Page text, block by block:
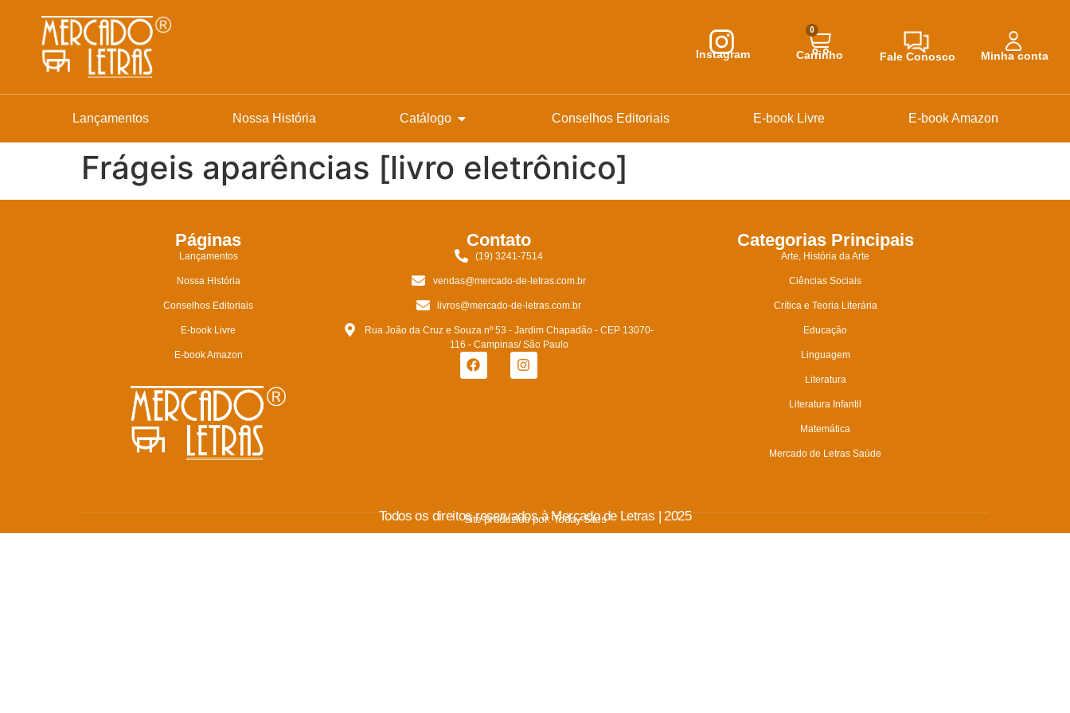
Instagram
0
Carrinho Fale Conosco Minha conta
Lançamentos Nossa História Catálogo Conselhos Editoriais E-book Livre E-book Amazon
Frágeis aparências [livro eletrônico]
Páginas
Lançamentos
Nossa História
Conselhos Editoriais
E-book Livre
E-book Amazon
Contato
(19) 3241-7514
vendas@mercado-de-letras.com.br
livros@mercado-de-letras.com.br
Rua João da Cruz e Souza nº 53 - Jardim Chapadão - CEP 13070-
116 - Campinas/ São Paulo
Categorias Principais
Arte, História da Arte
Ciências Sociais
Crítica e Teoria Literária
Educação
Linguagem
Literatura
Literatura Infantil
Matemática
Mercado de Letras Saúde
Todos os direitos reservados à Mercado de Letras | 2025
Site produzido por:Today Sites